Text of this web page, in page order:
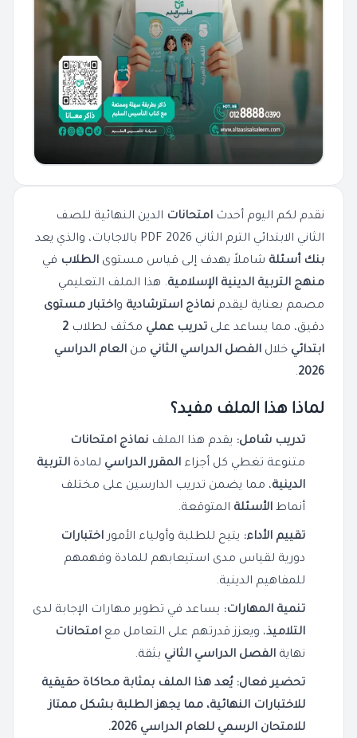
نقدم لكم اليوم أحدث امتحانات الدين النهائية للصف
الثاني الابتدائي الترم الثاني 2026 PDF بالاجابات، والذي يعد
بنك أسئلة شاملاً يهدف إلى قياس مستوى الطلاب في
منهج التربية الدينية الإسلامية. هذا الملف التعليمي
مصمم بعناية ليقدم نماذج استرشادية واختبار مستوى
دقيق، مما يساعد على تدريب عملي مكثف لطلاب 2
ابتدائي خلال الفصل الدراسي الثاني من العام الدراسي
2026
.
لماذا هذا الملف مفيد؟
تدريب شامل: يقدم هذا الملف نماذج امتحانات
متنوعة تغطي كل أجزاء المقرر الدراسي لمادة التربية
الدينية، مما يضمن تدريب الدارسين على مختلف
أنماط الأسئلة المتوقعة.
تقييم الأداء: يتيح للطلبة وأولياء الأموراختبارات
دورية لقياس مدى استيعابهم للمادة وفهمهم
للمفاهيم الدينية.
تنمية المهارات: يساعد في تطوير مهارات الإجابة لدى
التلاميذ، ويعزز قدرتهم على التعامل مع امتحانات
نهاية الفصل الدراسي الثاني بثقة.
تحضير فعال: يُعد هذا الملف بمثابة محاكاة حقيقية
للاختبارات النهائية، مما يجهزالطلبة بشكل ممتاز
للامتحان الرسمي للعام الدراسي 2026
.